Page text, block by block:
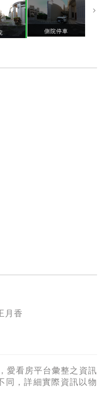
側院停車
月香
愛看房平台彙整之資訊
同，詳細實際資訊以物